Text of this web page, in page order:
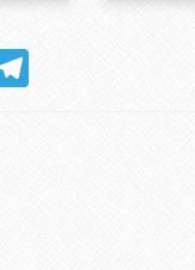
Telegram